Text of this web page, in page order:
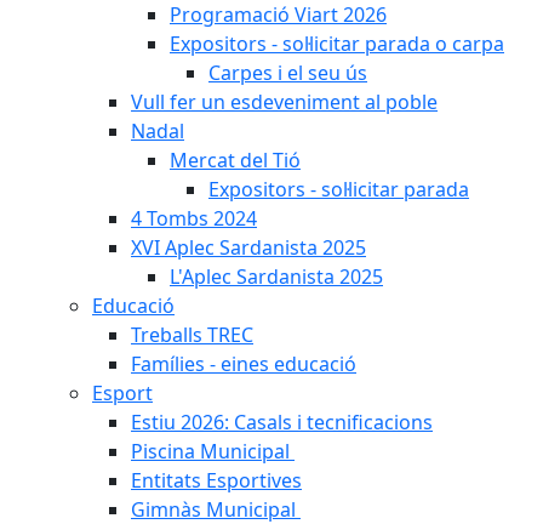
Programació Viart 2026
Expositors - sol·licitar parada o carpa
Carpes i el seu ús
Vull fer un esdeveniment al poble
Nadal
Mercat del Tió
Expositors - sol·licitar parada
4 Tombs 2024
XVI Aplec Sardanista 2025
L'Aplec Sardanista 2025
Educació
Treballs TREC
Famílies - eines educació
Esport
Estiu 2026: Casals i tecnificacions
Piscina Municipal
Entitats Esportives
Gimnàs Municipal